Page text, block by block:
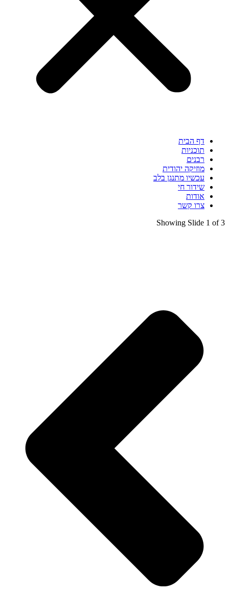
דף הבית
תוכניות
רבנים
מוזיקה יהודית
עכשיו מתנגן בלב
שידור חי
אודות
צרו קשר
Showing Slide 1 of 3